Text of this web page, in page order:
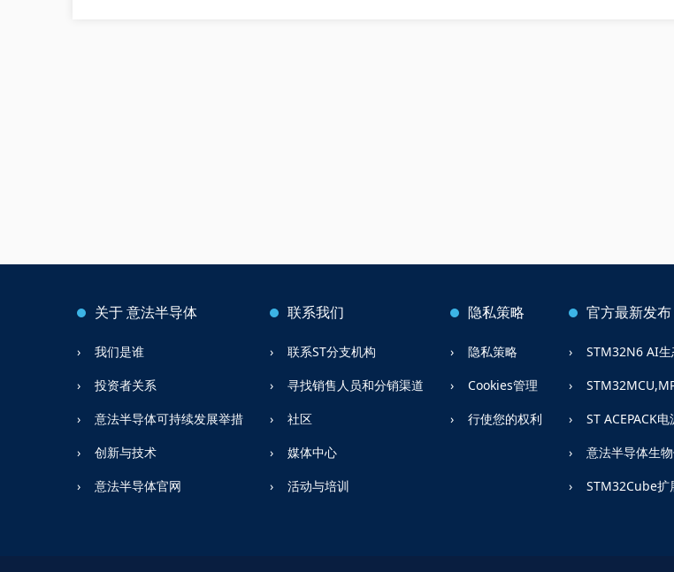
关于意法半导体
我们是谁
投资者关系
意法半导体可持续发展举措
创新与技术
意法半导体官网
联系我们
联系ST分支机构
寻找销售人员和分销渠道
社区
媒体中心
活动与培训
隐私策略
隐私策略
Cookies管理
行使您的权利
官方最新发布
STM32N6 AI
ST ACEPACK
意法半导体生
STM32Cube扩